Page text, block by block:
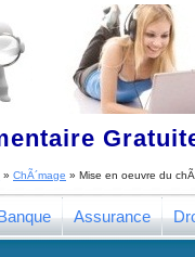
» ChÃ´mage » Mise en oeuvre du
Assurance